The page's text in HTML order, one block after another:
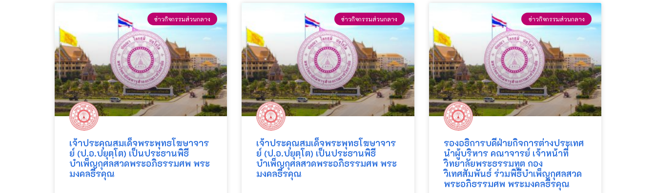
ข่าวกิจกรรมส่วนกลาง
เจ้าประคุณสมเด็จพระพุทธโฆษาจาร
ย์ (ป.อ.ปยุตฺโต) เป็นประธานพิธี
บำเพ็ญกุศลสวดพระอภิธรรมศพ พระ
มงคลธีรคุณ
ข่าวกิจกรรมส่วนกลาง
เจ้าประคุณสมเด็จพระพุทธโฆษาจาร
ย์ (ป.อ.ปยุตฺโต) เป็นประธานพิธี
บำเพ็ญกุศลสวดพระอภิธรรมศพ พระ
มงคลธีรคุณ
ข่าวกิจกรรมส่วนกลาง
รองอธิการบดีฝ่ายกิจการต่างประเทศ
นำผู้บริหาร คณาจารย์ เจ้าหน้าที่
วิทยาลัยพระธรรมทูต กอง
วิเทศสัมพันธ์ ร่วมพิธีบำเพ็ญกุศลสวด
พระอภิธรรมศพ พระมงคลธีรคุณ